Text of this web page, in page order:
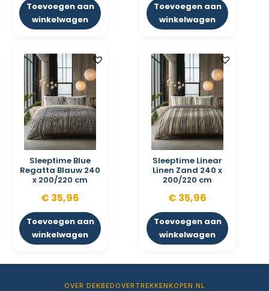
Toevoegen aan
winkelwagen
Toevoegen aan
winkelwagen
Sleeptime Blue
Regatta Blauw 240
x 200/220 cm
€ 35,96
Toevoegen aan
winkelwagen
Sleeptime Linear
Linen Zand 240 x
200/220 cm
€ 35,96
Toevoegen aan
winkelwagen
OVER DEKBEDOVERTREKKENKOPEN.NL